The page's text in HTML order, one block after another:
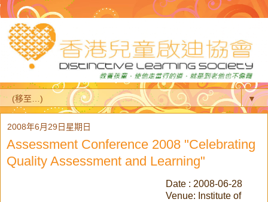
▼
2008年6月29日星期日
Assessment Conference 2008 "Celebrating
Quality Assessment and Learning"
Date : 2008-06-28
Venue: Institute of